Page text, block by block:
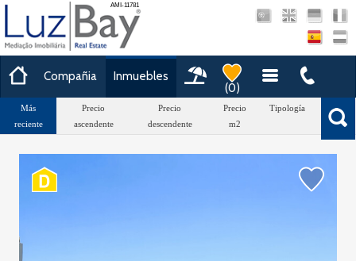
AMI-11781
Compañia
Inmuebles
(0)
Más
reciente
Precio
ascendente
Precio
descendente
Precio
m2
Tipología Área